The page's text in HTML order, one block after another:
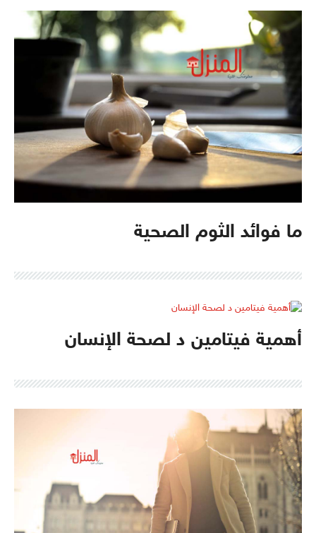
ما فوائد الثوم الصحية
أهمية فيتامين د لصحة الإنسان